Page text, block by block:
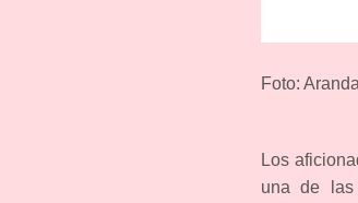
Foto:
Los
una de las